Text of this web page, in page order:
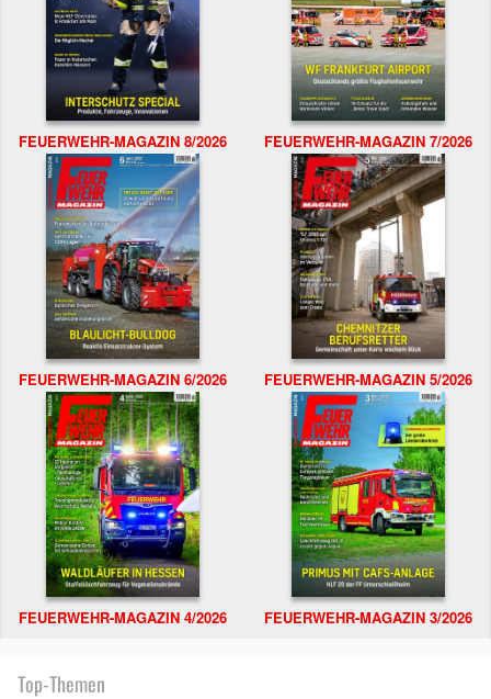
FEUERWEHR-MAGAZIN 8/2026 FEUERWEHR-MAGAZIN 7/2026
FEUERWEHR-MAGAZIN 6/2026 FEUERWEHR-MAGAZIN 5/2026
FEUERWEHR-MAGAZIN 4/2026 FEUERWEHR-MAGAZIN 3/2026
Top-Themen